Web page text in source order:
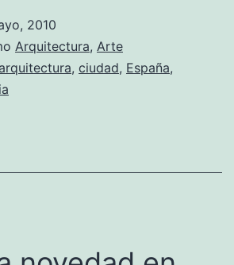
la
Shangai
sido
2010
Arquitectura, Arte
, ciudad, España,